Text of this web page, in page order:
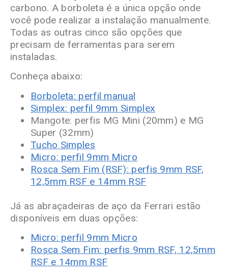
carbono. A borboleta é a única opção onde
você pode realizar a instalação manualmente.
Todas as outras cinco são opções que
precisam de ferramentas para serem
instaladas.
Conheça abaixo:
Borboleta: perfil manual
Simplex: perfil 9mm Simplex
Mangote: perfis MG Mini (20mm) e MG
Super (32mm)
Tucho Simples
Micro: perfil 9mm Micro
Rosca Sem Fim (RSF): perfis 9mm RSF,
12,5mm RSF e 14mm RSF
Já as abraçadeiras de aço da Ferrari estão
disponíveis em duas opções:
Micro: perfil 9mm Micro
Rosca Sem Fim: perfis 9mm RSF, 12,5mm
RSF e 14mm RSF